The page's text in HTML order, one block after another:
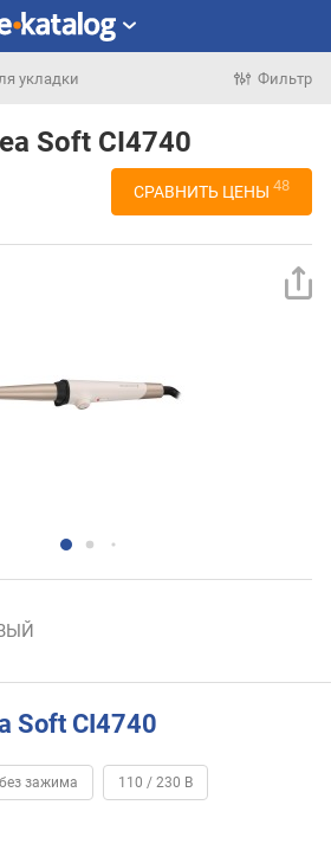
укладки Фильтр
Soft CI4740
СРАВНИТЬ ЦЕНЫ 48
Soft CI4740
без зажима 110 / 230 В